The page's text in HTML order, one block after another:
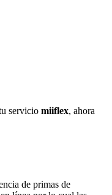
servicio miiflex, ahora
de primas de